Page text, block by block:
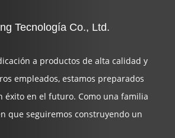
Tecnología Co., Ltd.
a productos de alta calidad y
empleados, estamos preparados
éxito en el futuro. Como una familia
que seguiremos construyendo un